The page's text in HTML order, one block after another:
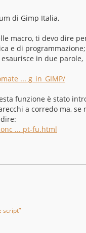
di Gimp Italia,
macro, ti devo dire
e di programmazione;
in due parole,
... g_in_GIMP/
funzione è stato
a corredo ma,
... pt-fu.html
script”